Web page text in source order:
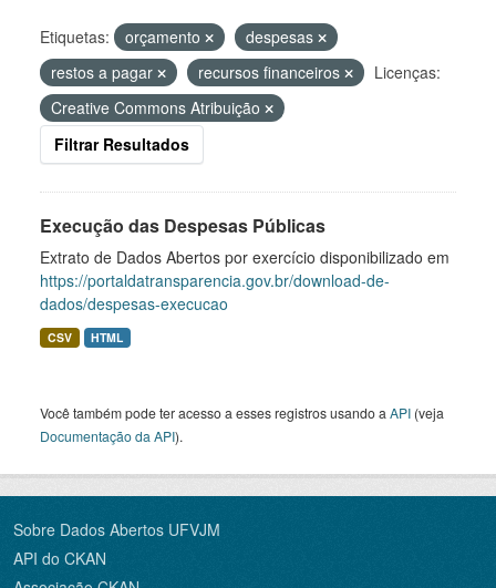
Etiquetas: orçamento
despesas
restos a pagar
recursos financeiros
Licenças:
Creative Commons Atribuição
Filtrar Resultados
Execução das Despesas Públicas
Extrato de Dados Abertos por exercício disponibilizado em
https://portaldatransparencia.gov.br/download-de-
dados/despesas-execucao
CSV HTML
Você também pode ter acesso a esses registros usando a API (veja
Documentação da API).
Sobre Dados Abertos UFVJM
API do CKAN